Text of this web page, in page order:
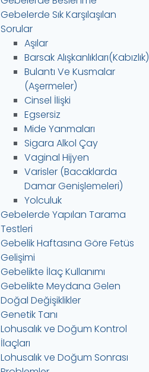
Gebelerde Sık Karşılaşılan
Sorular
Aşılar
Barsak Alışkanlıkları(Kabızlık)
Bulantı Ve Kusmalar
(Aşermeler)
Cinsel İlişki
Egsersiz
Mide Yanmaları
Sigara Alkol Çay
Vaginal Hijyen
Varisler (Bacaklarda
Damar Genişlemeleri)
Yolculuk
Gebelerde Yapılan Tarama
Testleri
Gebelik Haftasına Göre Fetüs
Gelişimi
Gebelikte İlaç Kullanımı
Gebelikte Meydana Gelen
Doğal Değişiklikler
Genetik Tanı
Lohusalık ve Doğum Kontrol
İlaçları
Lohusalık ve Doğum Sonrası